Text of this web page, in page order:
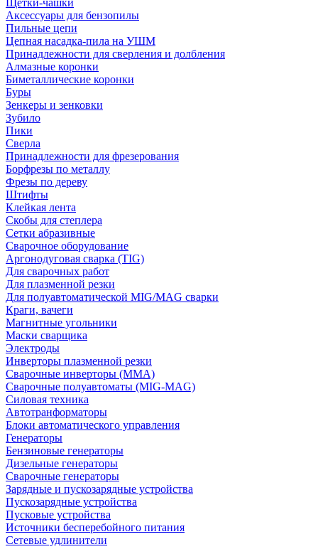
Щетки-чашки
Аксессуары для бензопилы
Пильные цепи
Цепная насадка-пила на УШМ
Принадлежности для сверления и долбления
Алмазные коронки
Биметаллические коронки
Буры
Зенкеры и зенковки
Зубило
Пики
Сверла
Принадлежности для фрезерования
Борфрезы по металлу
Фрезы по дереву
Штифты
Клейкая лента
Скобы для степлера
Сетки абразивные
Сварочное оборудование
Аргонодуговая сварка (TIG)
Для сварочных работ
Для плазменной резки
Для полуавтоматической MIG/MAG сварки
Краги, вачеги
Магнитные угольники
Маски сварщика
Электроды
Инверторы плазменной резки
Сварочные инверторы (MMA)
Сварочные полуавтоматы (MIG-MAG)
Силовая техника
Автотранформаторы
Блоки автоматического управления
Генераторы
Бензиновые генераторы
Дизельные генераторы
Сварочные генераторы
Зарядные и пускозарядные устройства
Пускозарядные устройства
Пусковые устройства
Источники бесперебойного питания
Сетевые удлинители